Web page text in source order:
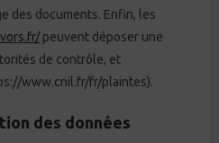
des documents. Enfin, les
peuvent déposer une
de contrôle, et
www.cnil.fr/fr/plaintes).
des données